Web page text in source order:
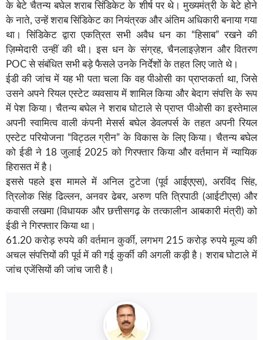
के बेटे चैतन्य बघेल शराब सिंडिकेट के शीर्ष पर थे। मुख्यमंत्री के बेटे होने
के नाते, उन्हें शराब सिंडिकेट का नियंत्रक और अंतिम अधिकारी बनाया गया
था। सिंडिकेट द्वारा एकत्रित सभी अवैध धन का “हिसाब” रखने की
ज़िम्मेदारी उन्हीं की थी। इस धन के संग्रह, चैनलाइज़ेशन और वितरण
POC से संबंधित सभी बड़े फैसले उनके निर्देशों के तहत लिए जाते थे।
ईडी की जांच में यह भी पता चला कि वह पीओसी का प्राप्तकर्ता था, जिसे
उसने अपने रियल एस्टेट व्यवसाय में शामिल किया और बेदाग संपत्ति के रूप
में पेश किया। चैतन्य बघेल ने शराब घोटाले से प्राप्त पीओसी का इस्तेमाल
अपनी स्वामित्व वाली कंपनी मेसर्स बघेल डेवलपर्स के तहत अपनी रियल
एस्टेट परियोजना “विट्ठल ग्रीन” के विकास के लिए किया। चैतन्य बघेल
को ईडी ने 18 जुलाई 2025 को गिरफ्तार किया और वर्तमान में न्यायिक
हिरासत में है।
इससे पहले इस मामले में अनिल टुटेजा (पूर्व आईएएस), अरविंद सिंह,
त्रिलोक सिंह ढिल्लन, अनवर ढेबर, अरुण पति त्रिपाठी (आईटीएस) और
कवासी लखमा (विधायक और छत्तीसगढ़ के तत्कालीन आबकारी मंत्री) को
ईडी ने गिरफ्तार किया था।
61.20 करोड़ रुपये की वर्तमान कुर्की, लगभग 215 करोड़ रुपये मूल्य की
अचल संपत्तियों की पूर्व में की गई कुर्की की अगली कड़ी है। शराब घोटाले में
जांच एजेंसियों की जांच जारी है।